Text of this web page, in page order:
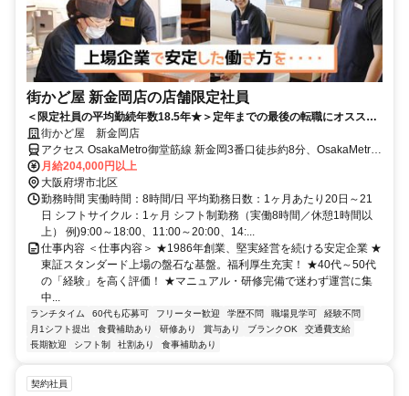
街かど屋 新金岡店の店舗限定社員
＜限定社員の平均勤続年数18.5年★＞定年までの最後の転職にオススメ
★年齢不問！40代～60代、大歓迎！人柄採用◎
街かど屋 新金岡店
アクセス OsakaMetro御堂筋線 新金岡3番口徒歩約8分、OsakaMetro
御堂筋線 なかもず2番口徒歩約14分、南海高野線 中百舌鳥北出口徒
歩約16分 ロイヤルホスト堺長曽根店 徒歩1分／餃子の王将 中環金岡
店 徒歩2分
月給204,000円以上
大阪府堺市北区
勤務時間 実働時間：8時間/日 平均勤務日数：1ヶ月あたり20日～21
日 シフトサイクル：1ヶ月 シフト制勤務（実働8時間／休憩1時間以
上） 例)9:00～18:00、11:00～20:00、14:...
仕事内容 ＜仕事内容＞ ★1986年創業、堅実経営を続ける安定企業 ★
東証スタンダード上場の盤石な基盤。福利厚生充実！ ★40代～50代
の「経験」を高く評価！ ★マニュアル・研修完備で迷わず運営に集
中...
ランチタイム 60代も応募可 フリーター歓迎 学歴不問 職場見学可
経験不問
月1シフト提出
食費補助あり 研修あり 賞与あり ブランクOK
交通費支給
長期歓迎
シフト制 社割あり 食事補助あり
契約社員